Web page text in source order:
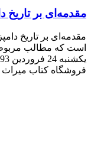
مقدمه‌ای بر تاریخ
مقدمه‌ای بر تاریخ
است که مطالب
یکشنبه 24 فروردین 1393
فروشگاه کتاب میراث